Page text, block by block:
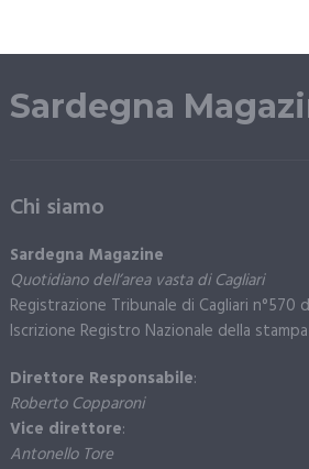
Sardegna
Chi siamo
Sardegna Magazine
Quotidiano dell’area vasta di Cagliari
Registrazione Tribunale di Cagliari n°570
Iscrizione Registro Nazionale della
Direttore Responsabile:
Roberto Copparoni
Vice direttore:
Antonello Tore